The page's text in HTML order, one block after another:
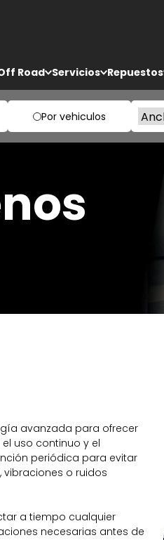
Road Servicios Repuestos
Por vehiculos
avanzada para ofrecer
uso continuo y el
periódica para evitar
o ruidos
a tiempo cualquier
necesarias antes de
3.
235